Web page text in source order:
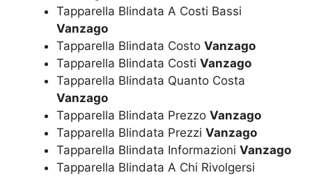
Tapparella Blindata A Costi Bassi
Vanzago
Tapparella Blindata Costo Vanzago
Tapparella Blindata Costi Vanzago
Tapparella Blindata Quanto Costa
Vanzago
Tapparella Blindata Prezzo Vanzago
Tapparella Blindata Prezzi Vanzago
Tapparella Blindata Informazioni Vanzago
Tapparella Blindata A Chi Rivolgersi